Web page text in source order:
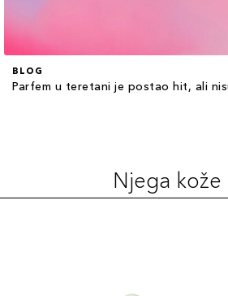
BLOG
Parfem u teretani je postao hit, ali
Njega kože